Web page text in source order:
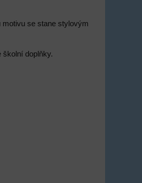
se stane stylovým
školní doplňky.